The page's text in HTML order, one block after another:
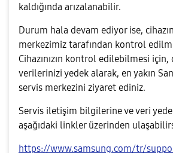
kaldığında arızalanabilir.
Durum hala devam ediyor ise,
merkezimiz tarafından kontrol
Cihazınızın kontrol edilebilmesi
verilerinizi yedek alarak, en yakın
servis merkezini ziyaret ediniz.
Servis iletişim bilgilerine ve veri
aşağıdaki linkler üzerinden
https://www.samsung.com/tr/